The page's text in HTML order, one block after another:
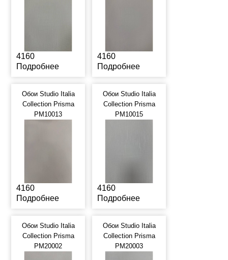
4160
Подробнее
4160
Подробнее
Обои Studio Italia
Collection Prisma
PM10013
4160
Подробнее
Обои Studio Italia
Collection Prisma
PM10015
4160
Подробнее
Обои Studio Italia
Collection Prisma
PM20002
Обои Studio Italia
Collection Prisma
PM20003